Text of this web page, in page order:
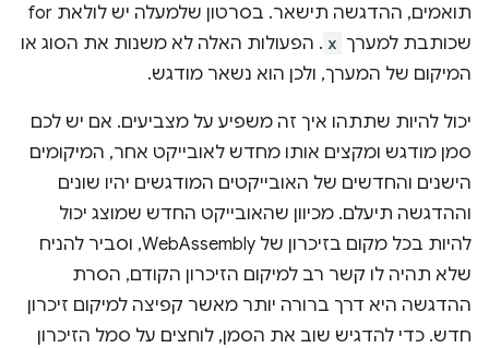
תואמים, ההדגשה תישאר. בסרטון שלמעלה יש לולאת for
שכותבת למערך x . הפעולות האלה לא משנות את הסוג או
המיקום של המערך, ולכן הוא נשאר מודגש.
יכול להיות שתתהו איך זה משפיע על מצביעים. אם יש לכם
סמן מודגש ומקצים אותו מחדש לאובייקט אחר, המיקומים
הישנים והחדשים של האובייקטים המודגשים יהיו שונים
וההדגשה תיעלם. מכיוון שהאובייקט החדש שמוצג יכול
להיות בכל מקום בזיכרון של WebAssembly, וסביר להניח
שלא תהיה לו קשר רב למיקום הזיכרון הקודם, הסרת
ההדגשה היא דרך ברורה יותר מאשר קפיצה למיקום זיכרון
חדש. כדי להדגיש שוב את הסמן, לוחצים על סמל הזיכרון